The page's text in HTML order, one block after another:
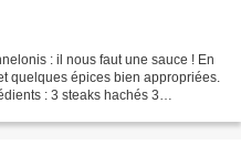
: il nous faut une sauce ! En
quelques épices bien appropriées.
: 3 steaks hachés 3